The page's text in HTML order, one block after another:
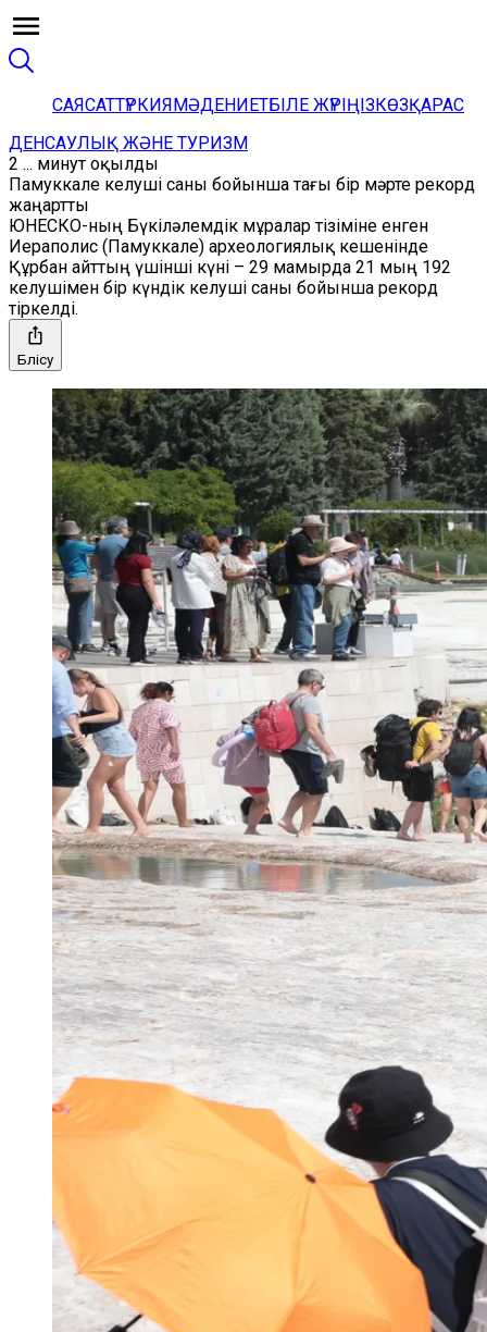
САЯСАТТҮРКИЯМӘДЕНИЕТБІЛЕ ЖҮРІҢІЗКӨЗҚАРАС
ДЕНСАУЛЫҚ ЖӘНЕ ТУРИЗМ
2 ... минут оқылды
Памуккале келуші саны бойынша тағы бір мәрте рекорд
жаңартты
ЮНЕСКО-ның Бүкіләлемдік мұралар тізіміне енген
Иераполис (Памуккале) археологиялық кешенінде
Құрбан айттың үшінші күні – 29 мамырда 21 мың 192
келушімен бір күндік келуші саны бойынша рекорд
тіркелді.
Бөлісу